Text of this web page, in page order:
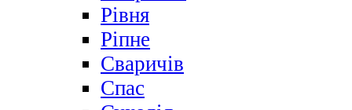
Рівня
Ріпне
Сваричів
Спас